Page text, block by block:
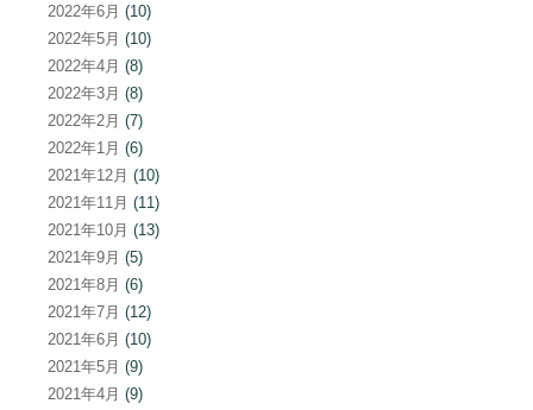
2022年6月 (10)
2022年5月 (10)
2022年4月 (8)
2022年3月 (8)
2022年2月 (7)
2022年1月 (6)
2021年12月 (10)
2021年11月 (11)
2021年10月 (13)
2021年9月 (5)
2021年8月 (6)
2021年7月 (12)
2021年6月 (10)
2021年5月 (9)
2021年4月 (9)